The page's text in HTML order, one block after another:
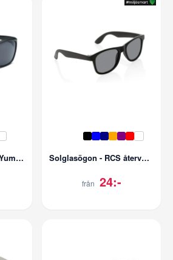
Solglasögon - Sport Yuma - UV400 Solglasögon - RCS återvunnen - UV400
från 24:-